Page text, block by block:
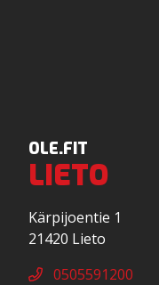
OLE.FIT
LIETO
Kärpijoentie 1
21420 Lieto
0505591200